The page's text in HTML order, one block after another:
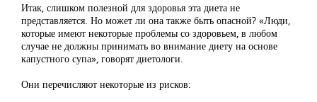
Итак, слишком полезной для здоровья эта диета не
представляется. Но может ли она также быть опасной? «Люди,
которые имеют некоторые проблемы со здоровьем, в любом
случае не должны принимать во внимание диету на основе
капустного супа», говорят диетологи.
Они перечисляют некоторые из рисков: